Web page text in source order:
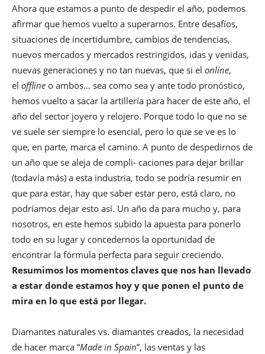
Ahora que estamos a punto de despedir el año, podemos
afirmar que hemos vuelto a superarnos. Entre desafíos,
situaciones de incertidumbre, cambios de tendencias,
nuevos mercados y mercados restringidos, idas y venidas,
nuevas generaciones y no tan nuevas, que si el online,
el offline o ambos… sea como sea y ante todo pronóstico,
hemos vuelto a sacar la artillería para hacer de este año, el
año del sector joyero y relojero. Porque todo lo que no se
ve suele ser siempre lo esencial, pero lo que se ve es lo
que, en parte, marca el camino. A punto de despedirnos de
un año que se aleja de compli- caciones para dejar brillar
(todavía más) a esta industria, todo se podría resumir en
que para estar, hay que saber estar pero, está claro, no
podríamos dejar esto así. Un año da para mucho y, para
nosotros, en este hemos subido la apuesta para ponerlo
todo en su lugar y concedernos la oportunidad de
encontrar la fórmula perfecta para seguir creciendo.
Resumimos los momentos claves que nos han llevado
a estar donde estamos hoy y que ponen el punto de
mira en lo que está por llegar.
Diamantes naturales vs. diamantes creados, la necesidad
de hacer marca “Made in Spain”, las ventas y las